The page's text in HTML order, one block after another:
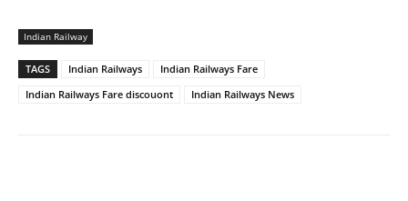
Indian Railway
TAGS Indian Railways
Indian Railways Fare
Indian Railways Fare discouont
Indian Railways News